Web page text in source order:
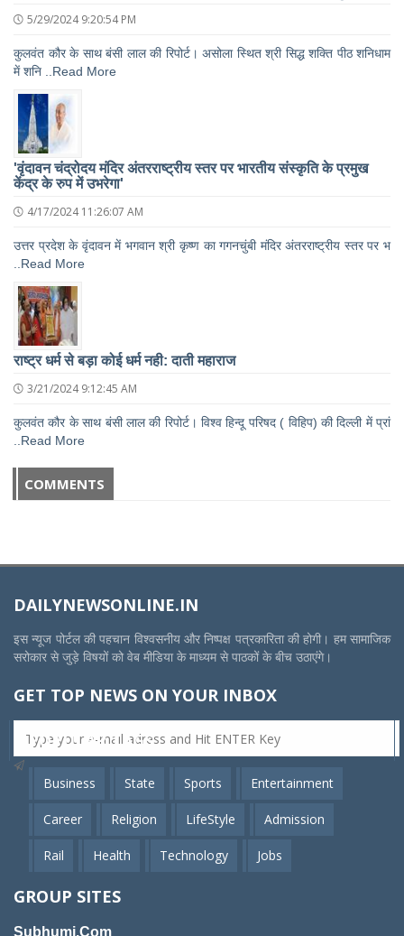
5/29/2024 9:20:54 PM
कुलवंत कौर के साथ बंसी लाल की रिपोर्ट। असोला स्थित श्री सिद्ध शक्ति पीठ शनिधाम
में शनि ..Read More
'वृंदावन चंद्रोदय मंदिर अंतरराष्ट्रीय स्तर पर भारतीय संस्कृति के प्रमुख
केंद्र के रुप में उभरेगा'
4/17/2024 11:26:07 AM
उत्तर प्रदेश के वृंदावन में भगवान श्री कृष्ण का गगनचुंबी मंदिर अंतरराष्ट्रीय स्तर पर भ
..Read More
राष्ट्र धर्म से बड़ा कोई धर्म नही: दाती महाराज
3/21/2024 9:12:45 AM
कुलवंत कौर के साथ बंसी लाल की रिपोर्ट। विश्व हिन्दू परिषद ( विहिप) की दिल्ली में प्रां
..Read More
COMMENTS
DAILYNEWSONLINE.IN
इस न्यूज पोर्टल की पहचान विश्वसनीय और निष्पक्ष पत्रकारिता की होगी। हम सामाजिक
सरोकार से जुड़े विषयों को वेब मीडिया के माध्यम से पाठकों के बीच उठाएंगे।
GET TOP NEWS ON YOUR INBOX
POPULAR TAGS
Business State Sports Entertainment
Career Religion LifeStyle Admission
Rail Health Technology Jobs
GROUP SITES
Subhumi.Com